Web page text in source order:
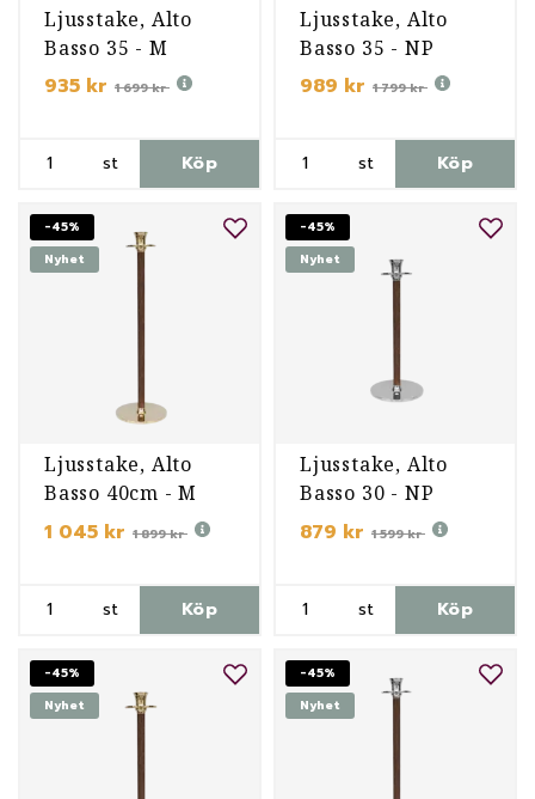
Ljusstake, Alto
Basso 35 - M
935 kr 1 699 kr
st Köp
Ljusstake, Alto
Basso 35 - NP
989 kr 1 799 kr
st Köp
-45%
Nyhet
Ljusstake, Alto
Basso 40cm - M
1 045 kr 1 899 kr
st Köp
-45%
Nyhet
Ljusstake, Alto
Basso 30 - NP
879 kr 1 599 kr
st Köp
-45%
Nyhet
-45%
Nyhet